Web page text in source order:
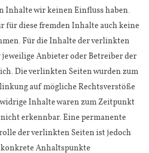
Inhalte wir keinen Einfluss haben.
für diese fremden Inhalte auch keine
Für die Inhalte der verlinkten
jeweilige Anbieter oder Betreiber der
Die verlinkten Seiten wurden zum
auf mögliche Rechtsverstöße
Inhalte waren zum Zeitpunkt
erkennbar. Eine permanente
der verlinkten Seiten ist jedoch
Anhaltspunkte